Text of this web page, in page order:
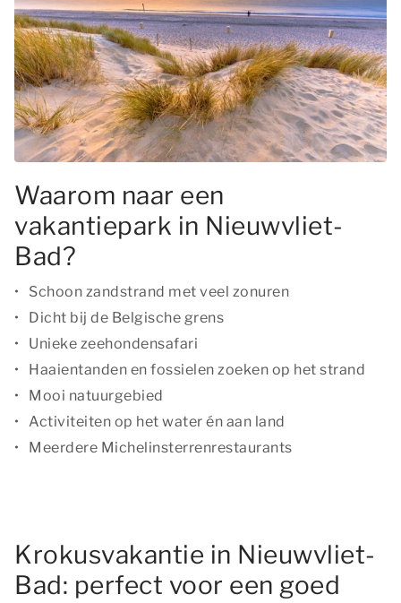
Waarom naar een
vakantiepark in Nieuwvliet-
Bad?
Schoon zandstrand met veel zonuren
Dicht bij de Belgische grens
Unieke zeehondensafari
Haaientanden en fossielen zoeken op het strand
Mooi natuurgebied
Activiteiten op het water én aan land
Meerdere Michelinsterrenrestaurants
Krokusvakantie in Nieuwvliet-
Bad: perfect voor een goed